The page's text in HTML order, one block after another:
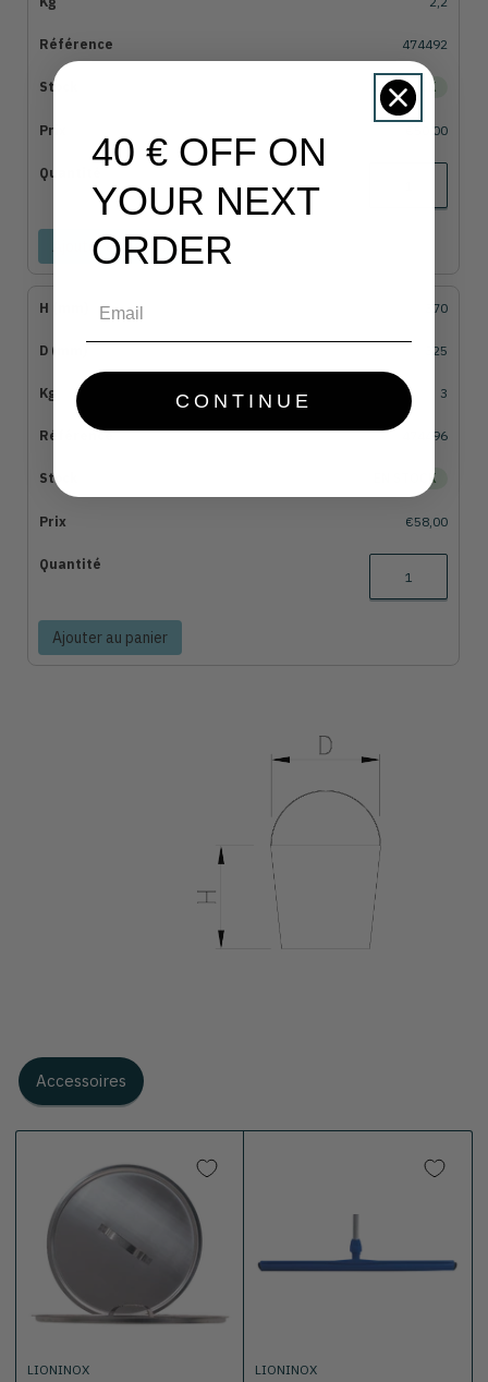
474492
EN STOCK
€50,00
Ajouter au panier
370
325
3
474496
EN STOCK
€58,00
Ajouter au panier
Accessoires
LIONINOX LIONINOX
40 € OFF ON
YOUR NEXT
ORDER
CONTINUE